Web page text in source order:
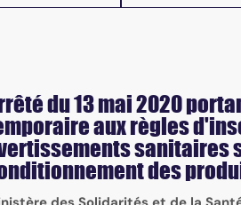
du 13 mai 2020
aux règles
sanitaires
des